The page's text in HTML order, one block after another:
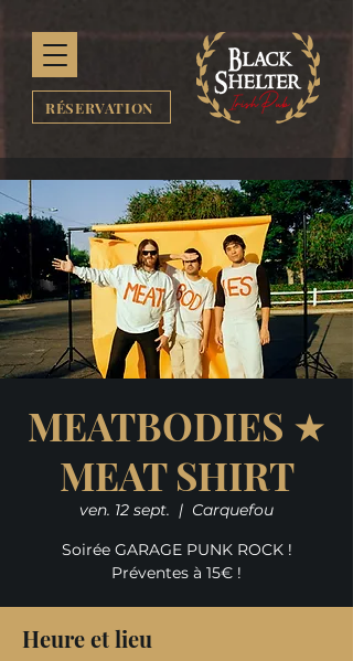
RÉSERVATION
MEATBODIES ★
MEAT SHIRT
ven. 12 sept.
  |
Carquefou
Soirée GARAGE PUNK ROCK !
Préventes à 15€ !
Heure et lieu